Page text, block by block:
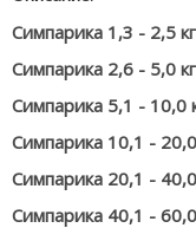
Симпарика 1,3 - 2,5
Симпарика 2,6 - 5,0
Симпарика 5,1 -
Симпарика 10,1 -
Симпарика 20,1 -
Симпарика 40,1 -